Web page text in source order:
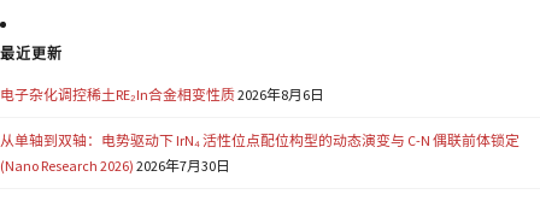
最近更新
电子杂化调控稀土RE₂In合金相变性质2026年8月6日
从单轴到双轴：电势驱动下 IrN₄ 活性位点配位构型的动态演变与 C-N 偶联前体锁定
(Nano Research 2026) 2026年7月30日